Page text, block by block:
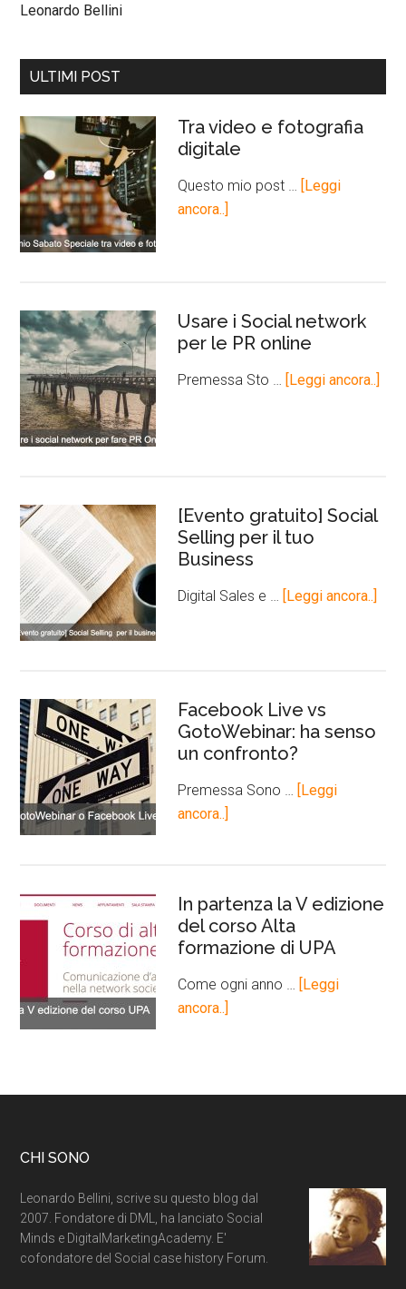
Leonardo Bellini
ULTIMI POST
Tra video e fotografia
digitale
Questo mio post … [Leggi
ancora..]
Usare i Social network
per le PR online
Premessa Sto … [Leggi ancora..]
[Evento gratuito] Social
Selling per il tuo
Business
Digital Sales e … [Leggi ancora..]
Facebook Live vs
GotoWebinar: ha senso
un confronto?
Premessa Sono … [Leggi
ancora..]
In partenza la V edizione
del corso Alta
formazione di UPA
Come ogni anno … [Leggi
ancora..]
CHI SONO
Leonardo Bellini, scrive su questo blog dal
2007. Fondatore di DML, ha lanciato Social
Minds e DigitalMarketingAcademy. E'
cofondatore del Social case history Forum.